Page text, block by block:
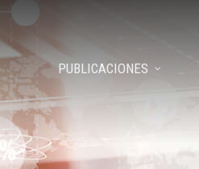
PUBLICACIONES